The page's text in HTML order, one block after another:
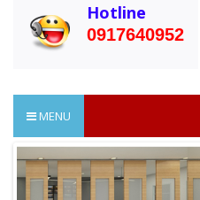
Hotline
0917640952
MENU